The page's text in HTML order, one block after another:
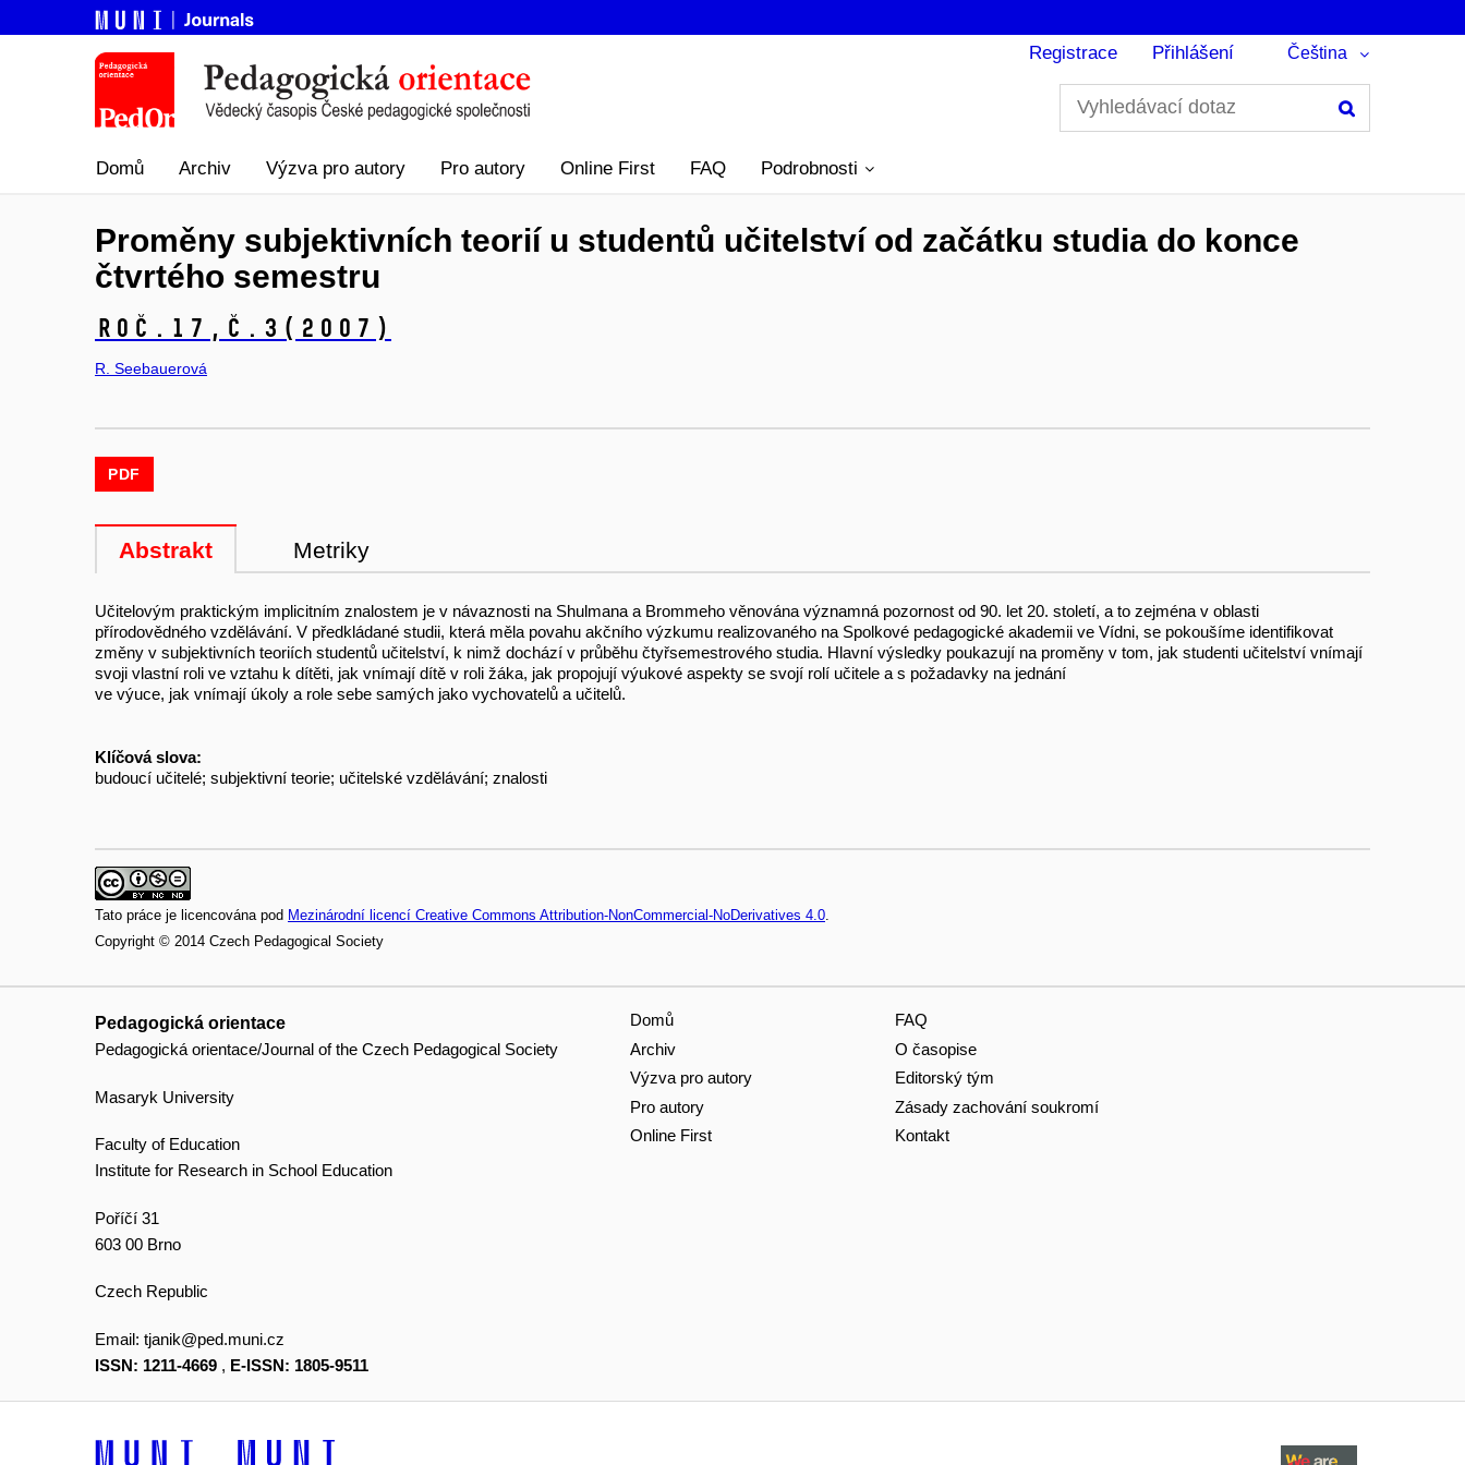
Registrace Přihlášení Čeština
Domů Archiv Výzva pro autory Pro autory Online First FAQ Podrobnosti
Proměny subjektivních teorií u studentů učitelství od začátku studia do konce
čtvrtého semestru
Roč.17, č.3 (2007)
R. Seebauerová
PDF
Abstrakt Metriky
Učitelovým praktickým implicitním znalostem je v návaznosti na Shulmana a Brommeho věnována významná pozornost od 90. let 20. století, a to zejména v oblasti
přírodovědného vzdělávání. V předkládané studii, která měla povahu akčního výzkumu realizovaného na Spolkové pedagogické akademii ve Vídni, se pokoušíme identifikovat
změny v subjektivních teoriích studentů učitelství, k nimž dochází v průběhu čtyřsemestrového studia. Hlavní výsledky poukazují na proměny v tom, jak studenti učitelství vnímají
svoji vlastní roli ve vztahu k dítěti, jak vnímají dítě v roli žáka, jak propojují výukové aspekty se svojí rolí učitele a s požadavky na jednání
ve výuce, jak vnímají úkoly a role sebe samých jako vychovatelů a učitelů.
Klíčová slova:
budoucí učitelé; subjektivní teorie; učitelské vzdělávání; znalosti
Tato práce je licencována pod Mezinárodní licencí Creative Commons Attribution-NonCommercial-NoDerivatives 4.0
Copyright © 2014 Czech Pedagogical Society
Pedagogická orientace
Pedagogická orientace/Journal of the Czech Pedagogical Society
Masaryk University
Faculty of Education
Institute for Research in School Education
Poříčí 31
603 00 Brno
Czech Republic
Email: tjanik@ped.muni.cz
ISSN: 1211-4669 , E-ISSN: 1805-9511
Domů
Archiv
Výzva pro autory
Pro autory
Online First
FAQ
O časopise
Editorský tým
Zásady zachování soukromí
Kontakt